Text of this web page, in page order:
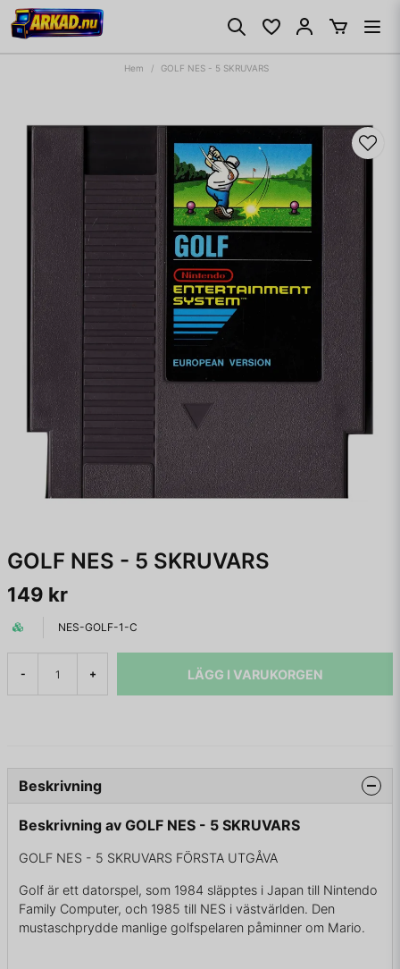
Hem GOLF NES - 5 SKRUVARS
GOLF NES - 5 SKRUVARS
149 kr
NES-GOLF-1-C
- + LÄGG I VARUKORGEN
Beskrivning
Beskrivning av GOLF NES - 5 SKRUVARS
GOLF NES - 5 SKRUVARS FÖRSTA UTGÅVA
Golf är ett datorspel, som 1984 släpptes i Japan till Nintendo
Family Computer, och 1985 till NES i västvärlden. Den
mustaschprydde manlige golfspelaren påminner om Mario.